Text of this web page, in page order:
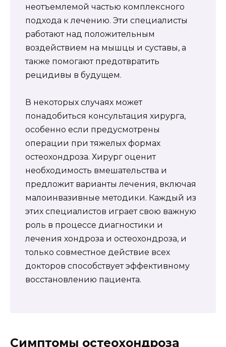
неотъемлемой частью комплексного
подхода к лечению. Эти специалисты
работают над положительным
воздействием на мышцы и суставы, а
также помогают предотвратить
рецидивы в будущем.
В некоторых случаях может
понадобиться консультация хирурга,
особенно если предусмотрены
операции при тяжелых формах
остеохондроза. Хирург оценит
необходимость вмешательства и
предложит варианты лечения, включая
малоинвазивные методики. Каждый из
этих специалистов играет свою важную
роль в процессе диагностики и
лечения хондроза и остеохондроза, и
только совместное действие всех
докторов способствует эффективному
восстановлению пациента.
Симптомы остеохондроза